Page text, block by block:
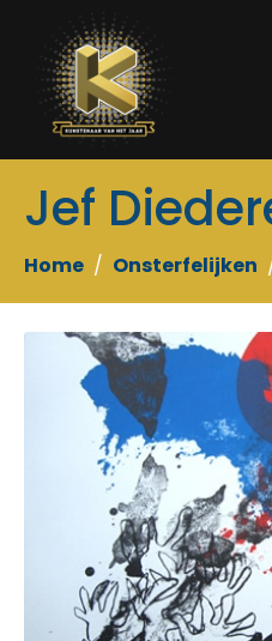
Jef
Home Onsterfelijken